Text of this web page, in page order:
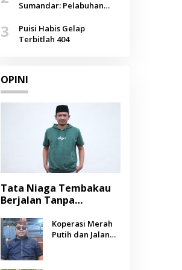
Agustus
Sumandar: Pelabuhan
Selendang Benang Merah
Lombang
3
Puisi Habis Gelap
Terbitlah 404
OPINI
Tata Niaga Tembakau
Berjalan Tanpa
Negara Berpihak
kepada Petani?
Koperasi Merah
Putih dan Jalan